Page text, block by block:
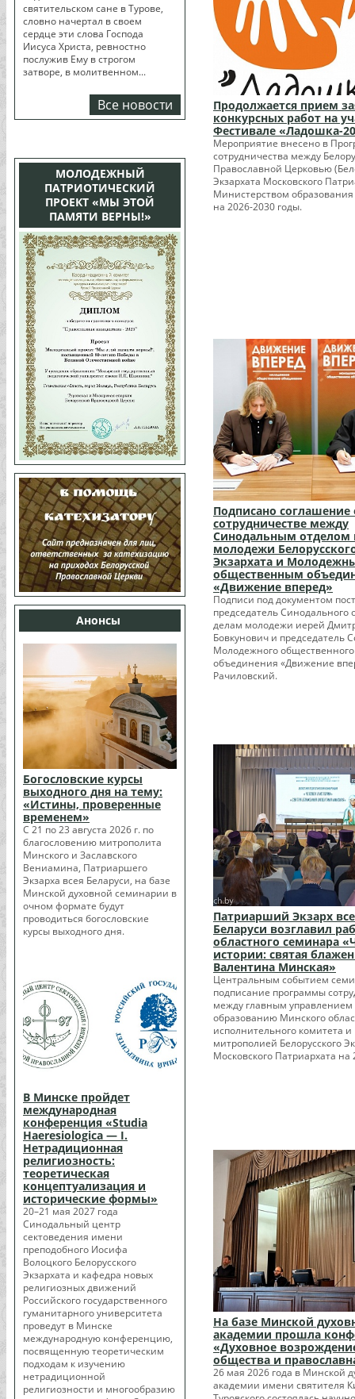
святительском сане в Турове,
словно начертал в своем
сердце эти слова Господа
Иисуса Христа, ревностно
послужив Ему в строгом
затворе, в молитвенном...
Все новости
МОЛОДЕЖНЫЙ
ПАТРИОТИЧЕСКИЙ
ПРОЕКТ «МЫ ЭТОЙ
ПАМЯТИ ВЕРНЫ!»
Анонсы
Богословские курсы
выходного дня на тему:
«Истины, проверенные
временем»
С 21 по 23 августа 2026 г. по
благословению митрополита
Минского и Заславского
Вениамина, Патриаршего
Экзарха всея Беларуси, на базе
Минской духовной семинарии в
очном формате будут
проводиться богословские
курсы выходного дня.
В Минске пройдет
международная
конференция «Studia
Haeresiologica — I.
Нетрадиционная
религиозность:
теоретическая
концептуализация и
исторические формы»
20–21 мая 2027 года
Синодальный центр
сектоведения имени
преподобного Иосифа
Волоцкого Белорусского
Экзархата и кафедра новых
религиозных движений
Российского государственного
гуманитарного университета
проведут в Минске
международную конференцию,
посвященную теоретическим
подходам к изучению
нетрадиционной
религиозности и многообразию
Продолжается прием
конкурсных работ на
Фестивале «Ладошка-
Мероприятие внесено в
сотрудничества между
Православной Церковью
Экзархата Московского
Министерством образования
на 2026-2030 годы.
Подписано соглашение
сотрудничестве между
Синодальным отделом
молодежи
Экзархата и
общественным
«Движение вперед»
Подписи под документом
председатель Синодального
делам молодежи иерей
Бовкунович и председатель
Молодежного общественного
объединения «Движение
Рачиловский.
Патриарший Экзарх
Беларуси возглавил
областного семинара
истории: святая
Валентина Минская»
Центральным событием
подписание программы
между главным управлением
образованию Минского
исполнительного комитета
митрополией Белорусского
Московского Патриархата на
На базе Минской
академии прошла
«Духовное
общества и
26 мая 2026 года в Минской
академии имени святителя